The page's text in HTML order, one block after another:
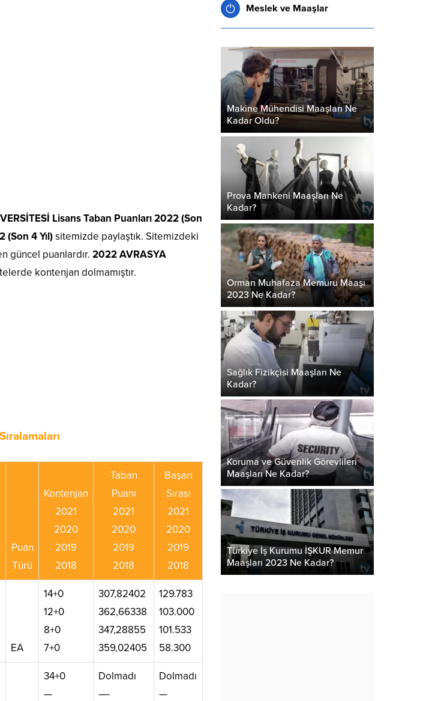
Lisans Taban Puanları 2022 (Son
(Son 4 Yıl)sitemizde paylaştık. Sitemizdeki
güncel puanlardır. 2022 AVRASYA
kontenjan dolmamıştır.
Puan
Türü
Kontenjan
2021
2020
2019
2018
Taban
Puanı
2021
2020
2019
2018
Başarı
Sırası
2021
2020
2019
2018
EA
14+0
12+0
8+0
7+0
307,82402
362,66338
347,28855
359,02405
129.783
103.000
101.533
58.300
34+0
—
Dolmadı
—-
Dolmadı
—
Meslek ve Maaşlar
Makine Mühendisi Maaşları Ne
Kadar Oldu?
Prova Mankeni Maaşları Ne
Kadar?
Orman Muhafaza Memuru Maaşı
2023 Ne Kadar?
Sağlık Fizikçisi Maaşları Ne
Kadar?
Koruma ve Güvenlik Görevlileri
Maaşları Ne Kadar?
Türkiye İş Kurumu İŞKUR Memur
Maaşları 2023 Ne Kadar?